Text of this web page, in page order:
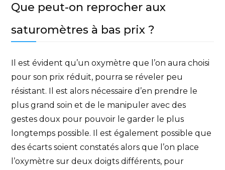
Que peut-on reprocher aux
saturomètres à bas prix ?
Il est évident qu’un oxymètre que l’on aura choisi
pour son prix réduit, pourra se réveler peu
résistant. Il est alors nécessaire d’en prendre le
plus grand soin et de le manipuler avec des
gestes doux pour pouvoir le garder le plus
longtemps possible. Il est également possible que
des écarts soient constatés alors que l’on place
l’oxymètre sur deux doigts différents, pour